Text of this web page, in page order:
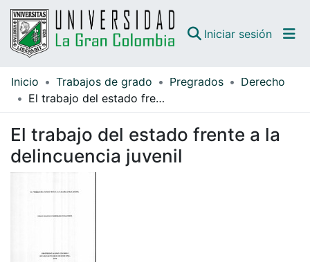
Iniciar sesión
Comunidades
Guías
Inicio Trabajos de grado Pregrados
Derecho
El trabajo del estado frente a la delincuencia juvenil
El trabajo del estado frente a la
delincuencia juvenil